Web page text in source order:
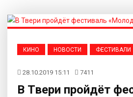
КИНО НОВОСТИ ФЕСТИВАЛИ
28.10.2019 15:11 7411
В Твери пройдёт